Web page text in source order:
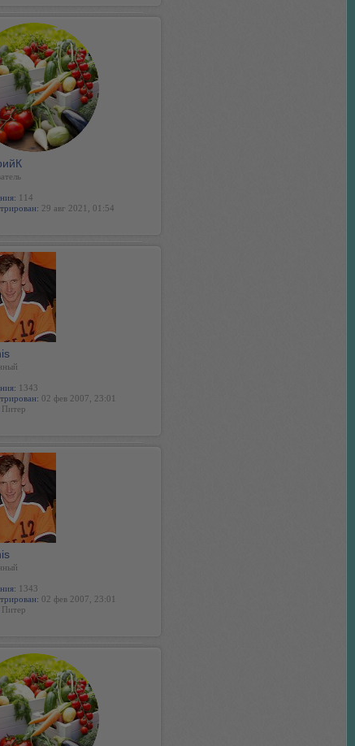
114
29 авг 2021, 01:54
1343
02 фев 2007, 23:01
Питер
1343
02 фев 2007, 23:01
Питер